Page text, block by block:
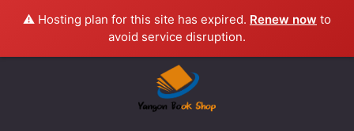
⚠️ Hosting plan for this site has expired. Renew now to
avoid service disruption.